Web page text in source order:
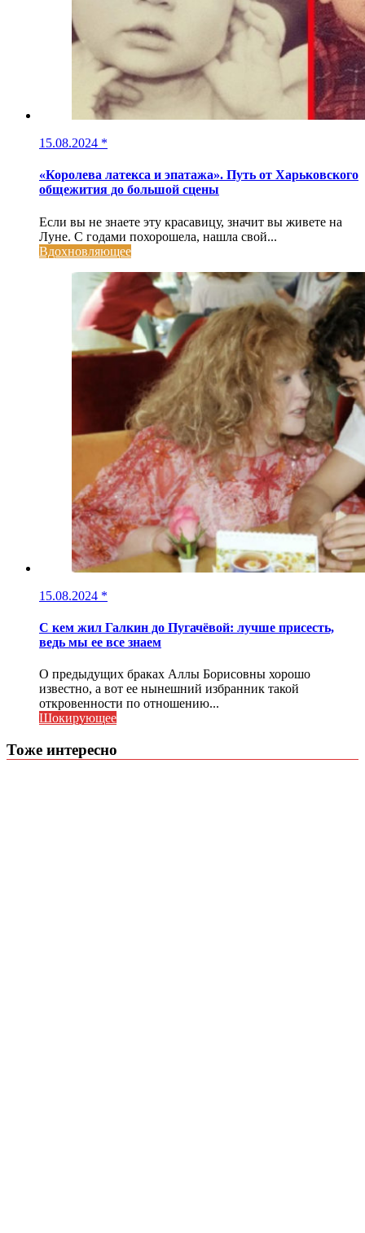
15.08.2024 *
«Королева латекса и эпатажа». Путь от Харьковского
общежития до большой сцены
Если вы не знаете эту красавицу, значит вы живете на
Луне. С годами похорошела, нашла свой...
Вдохновляющее
15.08.2024 *
С кем жил Галкин до Пугачёвой: лучше присесть,
ведь мы ее все знаем
О предыдущих браках Аллы Борисовны хорошо
известно, а вот ее нынешний избранник такой
откровенности по отношению...
Шокирующее
Тоже интересно